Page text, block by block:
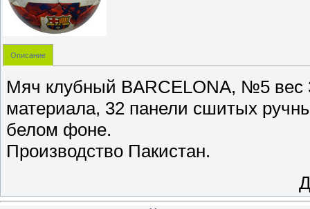
Описание
Мяч клубный BARCELONA, №5 вес
материала, 32 панели сшитых
белом фоне.
Производство Пакистан.